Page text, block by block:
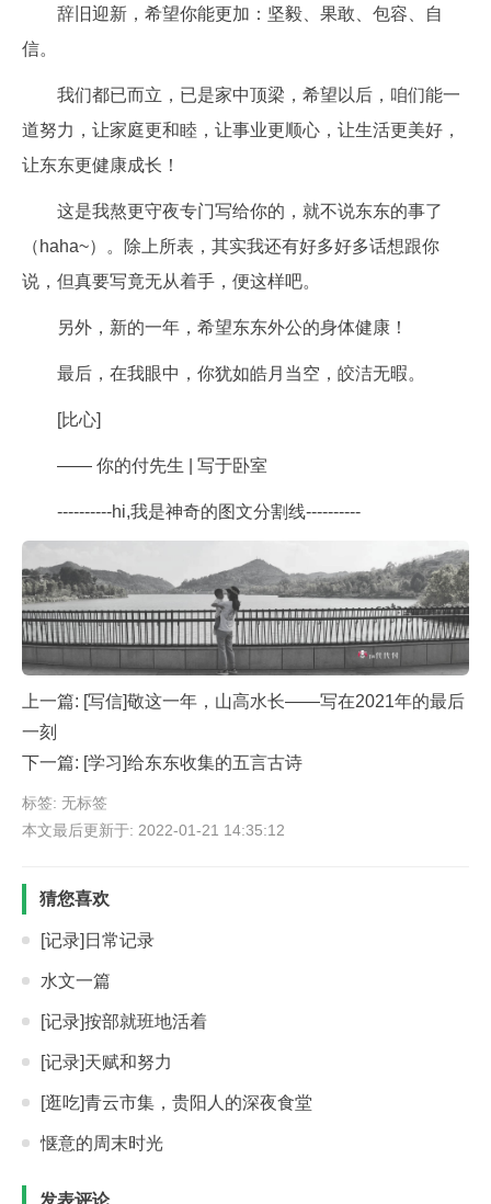
辞旧迎新，希望你能更加：坚毅、果敢、包容、自
信。
我们都已而立，已是家中顶梁，希望以后，咱们能一
道努力，让家庭更和睦，让事业更顺心，让生活更美好，
让东东更健康成长！
这是我熬更守夜专门写给你的，就不说东东的事了
（haha~）。除上所表，其实我还有好多好多话想跟你
说，但真要写竟无从着手，便这样吧。
另外，新的一年，希望东东外公的身体健康！
最后，在我眼中，你犹如皓月当空，皎洁无暇。
[比心]
—— 你的付先生 | 写于卧室
----------hi,我是神奇的图文分割线----------
上一篇: [写信]敬这一年，山高水长——写在2021年的最后
一刻
下一篇: [学习]给东东收集的五言古诗
标签: 无标签
本文最后更新于: 2022-01-21 14:35:12
猜您喜欢
[记录]日常记录
水文一篇
[记录]按部就班地活着
[记录]天赋和努力
[逛吃]青云市集，贵阳人的深夜食堂
惬意的周末时光